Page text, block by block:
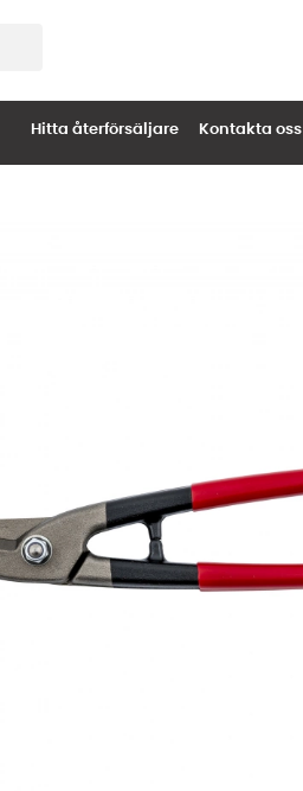
Hitta återförsäljare Kontakta oss